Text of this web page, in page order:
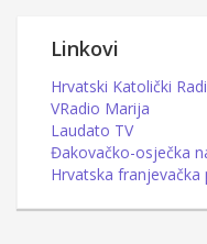
Linkovi
Hrvatski Katolički
VRadio Marija
Laudato TV
Đakovačko-osječka
Hrvatska franjevačka